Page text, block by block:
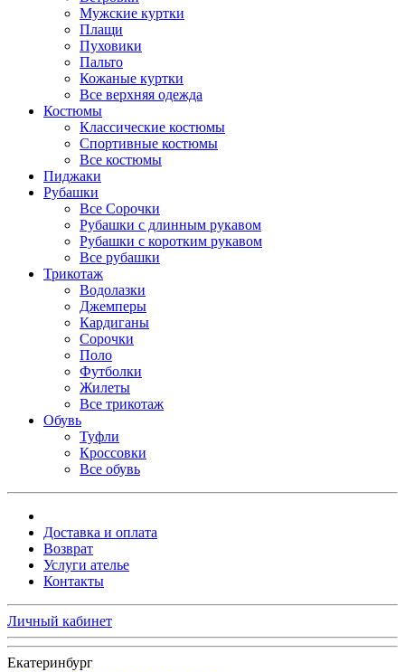
Мужские куртки
Плащи
Пуховики
Пальто
Кожаные куртки
Все верхняя одежда
Костюмы
Классические костюмы
Спортивные костюмы
Все костюмы
Пиджаки
Рубашки
Все Сорочки
Рубашки с длинным рукавом
Рубашки с коротким рукавом
Все рубашки
Трикотаж
Водолазки
Джемперы
Кардиганы
Сорочки
Поло
Футболки
Жилеты
Все трикотаж
Обувь
Туфли
Кроссовки
Все обувь
Доставка и оплата
Возврат
Услуги ателье
Контакты
Личный кабинет
Екатеринбург